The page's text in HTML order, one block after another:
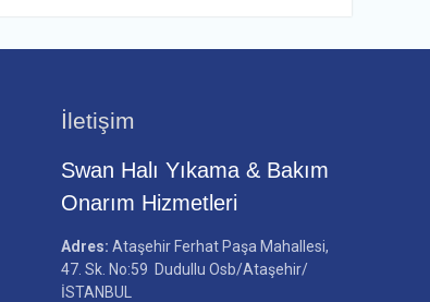
İletişim
Swan Halı Yıkama & Bakım
Onarım Hizmetleri
Adres: Ataşehir Ferhat Paşa Mahallesi,
47. Sk. No:59 Dudullu Osb/Ataşehir/
İSTANBUL